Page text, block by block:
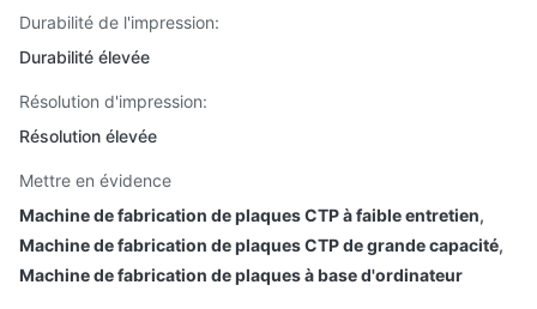
Durabilité de l'impression:
Durabilité élevée
Résolution d'impression:
Résolution élevée
Mettre en évidence
Machine de fabrication de plaques CTP à faible entretien,
Machine de fabrication de plaques CTP de grande capacité,
Machine de fabrication de plaques à base d'ordinateur